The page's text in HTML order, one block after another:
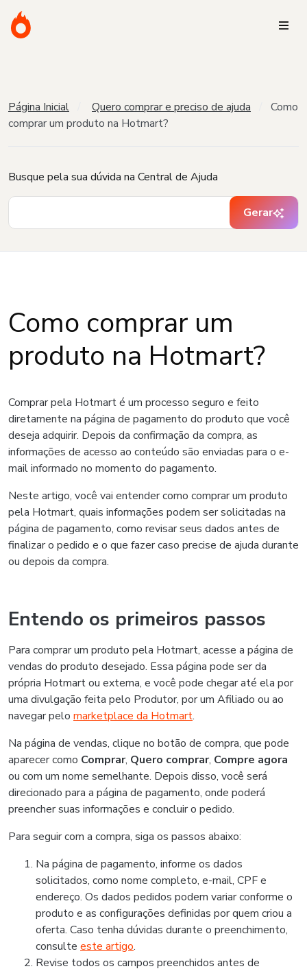
Página Inicial Quero comprar e preciso de ajuda
Como
comprar um produto na Hotmart?
Busque pela sua dúvida na Central de Ajuda
Gerar
Como comprar um
produto na Hotmart?
Comprar pela Hotmart é um processo seguro e feito
diretamente na página de pagamento do produto que você
deseja adquirir. Depois da confirmação da compra, as
informações de acesso ao conteúdo são enviadas para o e-
mail informado no momento do pagamento.
Neste artigo, você vai entender como comprar um produto
pela Hotmart, quais informações podem ser solicitadas na
página de pagamento, como revisar seus dados antes de
finalizar o pedido e o que fazer caso precise de ajuda durante
ou depois da compra.
Entendo os primeiros passos
Para comprar um produto pela Hotmart, acesse a página de
vendas do produto desejado. Essa página pode ser da
própria Hotmart ou externa, e você pode chegar até ela por
uma divulgação feita pelo Produtor, por um Afiliado ou ao
navegar pelo marketplace da Hotmart.
Na página de vendas, clique no botão de compra, que pode
aparecer como Comprar, Quero comprar, Compre agora
ou com um nome semelhante. Depois disso, você será
direcionado para a página de pagamento, onde poderá
preencher suas informações e concluir o pedido.
Para seguir com a compra, siga os passos abaixo:
Na página de pagamento, informe os dados
solicitados, como nome completo, e-mail, CPF e
endereço. Os dados pedidos podem variar conforme o
produto e as configurações definidas por quem criou a
oferta. Caso tenha dúvidas durante o preenchimento,
consulte este artigo.
Revise todos os campos preenchidos antes de